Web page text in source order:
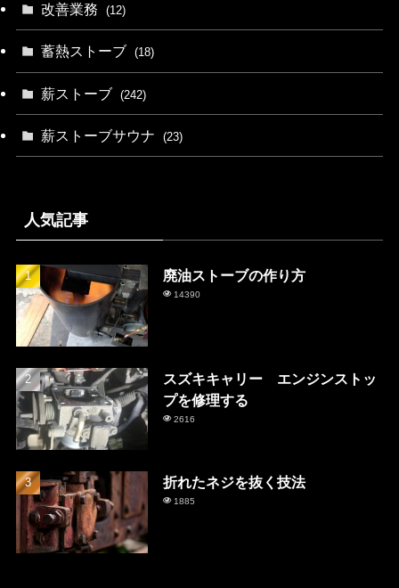
改善業務 (12)
蓄熱ストーブ (18)
薪ストーブ (242)
薪ストーブサウナ (23)
人気記事
廃油ストーブの作り方
14390
スズキキャリー エンジンストッ
プを修理する
2616
折れたネジを抜く技法
1885